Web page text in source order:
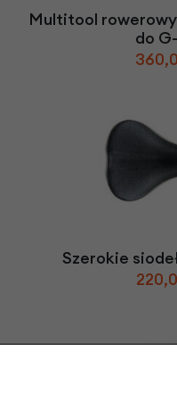
Multitool
do
Szerokie